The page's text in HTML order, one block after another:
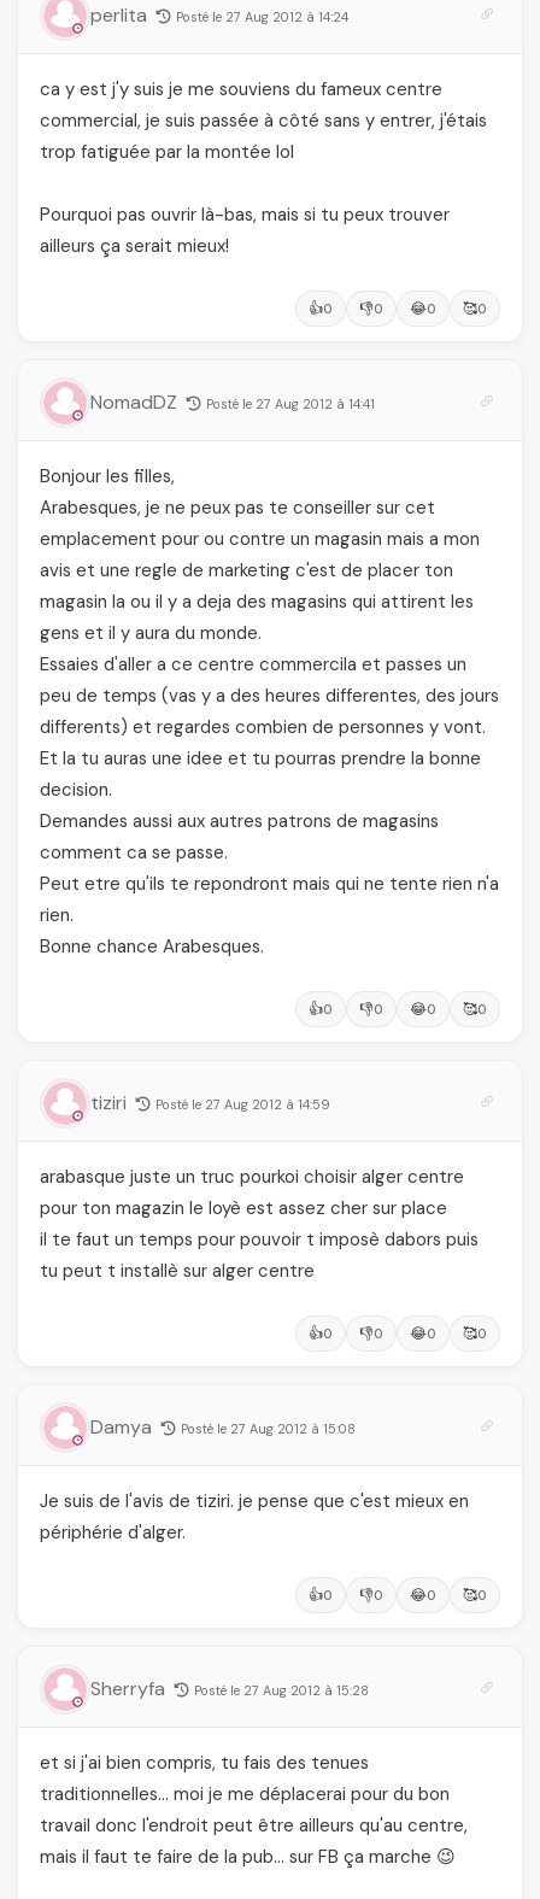
perlita Posté le 27 Aug 2012 à 14:24
ca y est j'y suis je me souviens du fameux centre
commercial, je suis passée à côté sans y entrer, j'étais
trop fatiguée par la montée lol
Pourquoi pas ouvrir là-bas, mais si tu peux trouver
ailleurs ça serait mieux!
👍0 👎0 😂0 🥰0
NomadDZ Posté le 27 Aug 2012 à 14:41
Bonjour les filles,
Arabesques, je ne peux pas te conseiller sur cet
emplacement pour ou contre un magasin mais a mon
avis et une regle de marketing c'est de placer ton
magasin la ou il y a deja des magasins qui attirent les
gens et il y aura du monde.
Essaies d'aller a ce centre commercila et passes un
peu de temps (vas y a des heures differentes, des jours
differents) et regardes combien de personnes y vont.
Et la tu auras une idee et tu pourras prendre la bonne
decision.
Demandes aussi aux autres patrons de magasins
comment ca se passe.
Peut etre qu'ils te repondront mais qui ne tente rien n'a
rien.
Bonne chance Arabesques.
👍0 👎0 😂0 🥰0
tiziri Posté le 27 Aug 2012 à 14:59
arabasque juste un truc pourkoi choisir alger centre
pour ton magazin le loyè est assez cher sur place
il te faut un temps pour pouvoir t imposè dabors puis
tu peut t installè sur alger centre
👍0 👎0 😂0 🥰0
Damya Posté le 27 Aug 2012 à 15:08
Je suis de l'avis de tiziri. je pense que c'est mieux en
périphérie d'alger.
👍0 👎0 😂0 🥰0
Sherryfa Posté le 27 Aug 2012 à 15:28
et si j'ai bien compris, tu fais des tenues
traditionnelles… moi je me déplacerai pour du bon
travail donc l'endroit peut être ailleurs qu'au centre,
mais il faut te faire de la pub… sur FB ça marche 😉